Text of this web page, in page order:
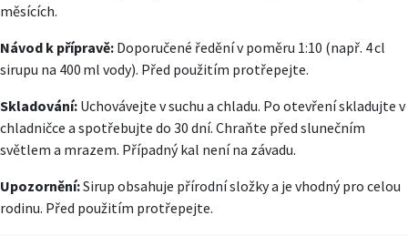
měsících.
Návod k přípravě: Doporučené ředění v poměru 1:10 (např. 4 cl
sirupu na 400 ml vody). Před použitím protřepejte.
Skladování: Uchovávejte v suchu a chladu. Po otevření skladujte v
chladničce a spotřebujte do 30 dní. Chraňte před slunečním
světlem a mrazem. Případný kal není na závadu.
Upozornění:Sirup obsahuje přírodní složky a je vhodný pro celou
rodinu. Před použitím protřepejte.